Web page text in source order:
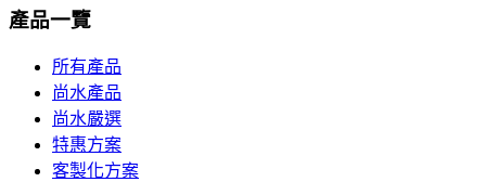
產品一覽
所有產品
尚水產品
尚水嚴選
特惠方案
客製化方案